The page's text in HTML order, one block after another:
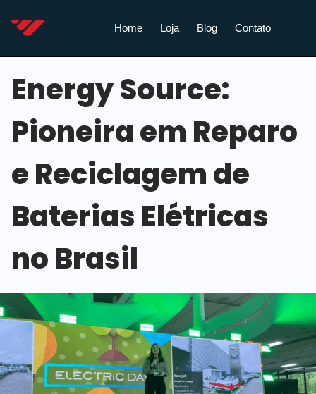
Home Loja Blog Contato
Energy Source:
Pioneira em Reparo
e Reciclagem de
Baterias Elétricas
no Brasil